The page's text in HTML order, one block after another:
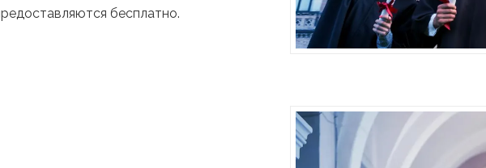
бесплатно.